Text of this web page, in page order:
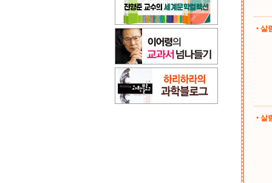
• 살
• 살